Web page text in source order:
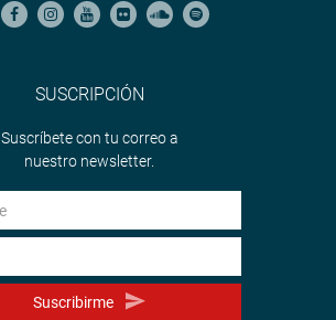
SUSCRIPCIÓN
Suscríbete con tu correo a
nuestro newsletter.
Suscribirme